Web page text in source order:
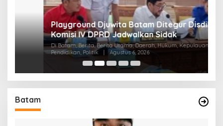
Playground Djuwita Batam Ditegur Disdik,
Komisi IV DPRD Jadwalkan Sidak
Di Batam, Berita, Berita Utama, Daerah, Hukum, Kepulauan Riau,
Pendidikan, Politik
| Agustus 6, 2026
Batam